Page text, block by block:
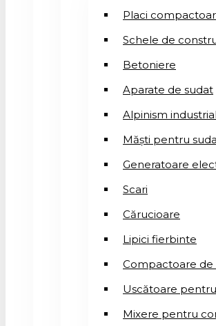
Placi
Schele de
Betoniere
Aparate de sudat
Alpinism industrial
Măști pentru
Generatoare
Scari
Cărucioare
Lipici fierbinte
Compactoare
Uscătoare
Mixere pentru